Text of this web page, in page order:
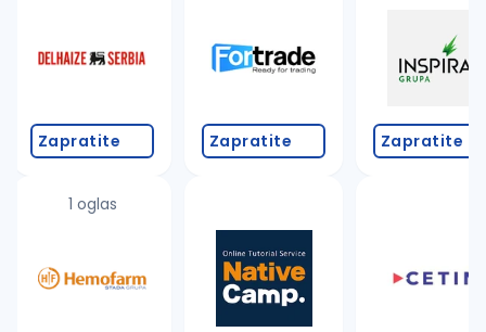
Zapratite
1 oglas
Zapratite Zapratite